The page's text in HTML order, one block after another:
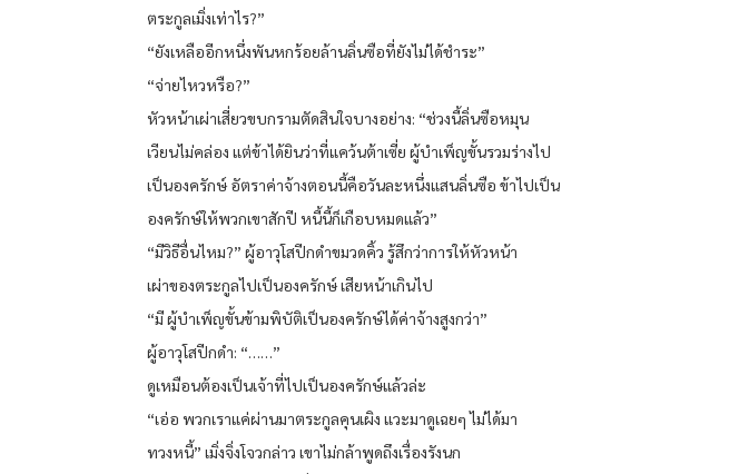
ตระกูลเมิ่งเท่าไร?”
“ยังเหลืออีกหนึ่งพันหกร้อยล้านลิ่นซือที่ยังไม่ได้ชำระ”
“จ่ายไหวหรือ?”
หัวหน้าเผ่าเสี่ยวขบกรามตัดสินใจบางอย่าง: “ช่วงนี้ลิ่นซือหมุน
เวียนไม่คล่อง แต่ข้าได้ยินว่าที่แคว้นต้าเซี่ย ผู้บำเพ็ญขั้นรวมร่างไป
เป็นองครักษ์ อัตราค่าจ้างตอนนี้คือวันละหนึ่งแสนลิ่นซือ ข้าไปเป็น
องครักษ์ให้พวกเขาสักปี หนี้นี้ก็เกือบหมดแล้ว”
“มีวิธีอื่นไหม?” ผู้อาวุโสปีกดำขมวดคิ้ว รู้สึกว่าการให้หัวหน้า
เผ่าของตระกูลไปเป็นองครักษ์ เสียหน้าเกินไป
“มี ผู้บำเพ็ญขั้นข้ามพิบัติเป็นองครักษ์ได้ค่าจ้างสูงกว่า”
ผู้อาวุโสปีกดำ: “……”
ดูเหมือนต้องเป็นเจ้าที่ไปเป็นองครักษ์แล้วล่ะ
“เอ่อ พวกเราแค่ผ่านมาตระกูลคุนเผิง แวะมาดูเฉยๆ ไม่ได้มา
ทวงหนี้” เมิ่งจิ่งโจวกล่าว เขาไม่กล้าพูดถึงเรื่องรังนก